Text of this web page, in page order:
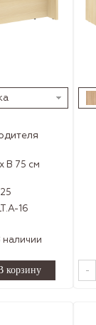
В 75 см
16
наличии
-